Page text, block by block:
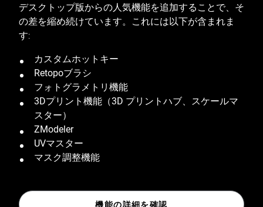
デスクトップ版からの人気機能を追加することで、そ
の差を縮め続けています。これには以下が含まれま
す:
カスタムホットキー
Retopoブラシ
フォトグラメトリ機能
3Dプリント機能（3D プリントハブ、スケールマ
スター）
ZModeler
UVマスター
マスク調整機能
機能の詳細を確認